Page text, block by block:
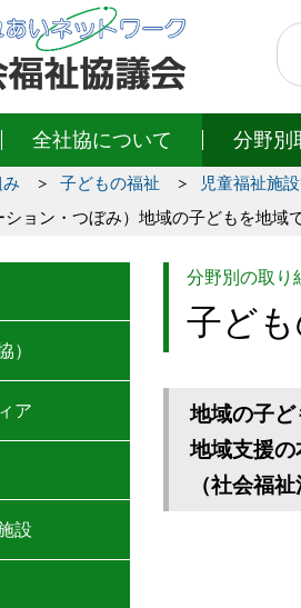
全社協について 分野別
子どもの福祉
児童福祉施
ション・つぼみ）地域の子どもを地
分野別の取り
子ど
地域の子
地域支援の
（社会福
）
ア
設